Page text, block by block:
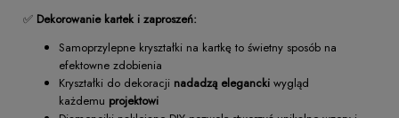
✅ Dekorowanie kartek i zaproszeń:
Samoprzylepne kryształki na kartkę to świetny sposób na
efektowne zdobienia
Kryształki do dekoracji nadadzą elegancki wygląd
każdemu projektowi